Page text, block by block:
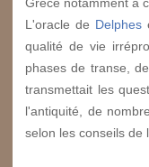
L'oracle de Delphes
qualité de vie
phases de transe,
transmettait les
l'antiquité, de
selon les conseils de